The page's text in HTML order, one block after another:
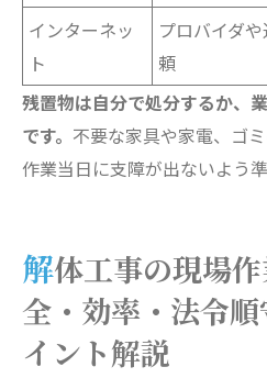
インターネッ
ト
プロバイダ
頼
残置物は自分で処分するか、
です。 不要な家具や家電、ゴ
作業当日に支障が出ないよう
解体工事の現場作業手順 – 安
全・効率・法令
イント解説